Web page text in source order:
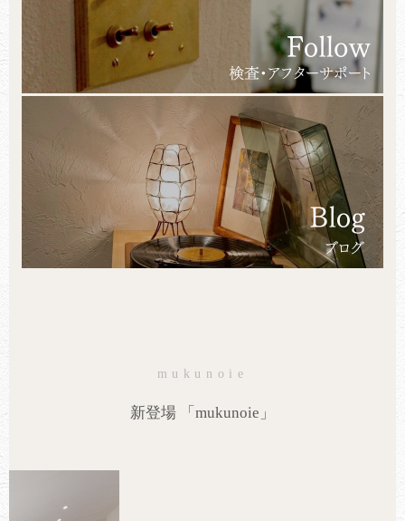
mukunoie
新登場 「mukunoie」